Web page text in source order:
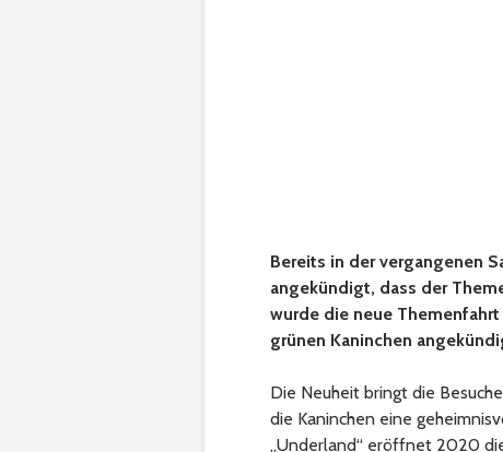
Bereits in der vergangenen
angekündigt, dass der
wurde die neue
grünen Kaninchen
Die Neuheit bringt die
die Kaninchen eine
„Underland“ eröffnet 2020